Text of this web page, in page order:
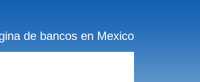
de bancos en Mexico